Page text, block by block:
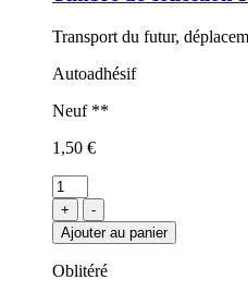
Transport du futur,
Autoadhésif
Neuf **
1,50 €
+
-
Ajouter au panier
Oblitéré